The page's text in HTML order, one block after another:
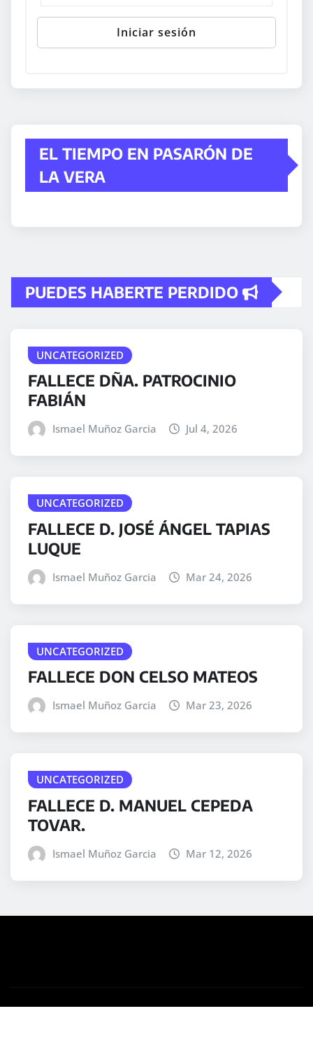
EL TIEMPO EN PASARÓN DE
LA VERA
PUEDES HABERTE PERDIDO
UNCATEGORIZED
FALLECE DÑA. PATROCINIO
FABIÁN
Ismael Muñoz Garcia Jul 4, 2026
UNCATEGORIZED
FALLECE D. JOSÉ ÁNGEL TAPIAS
LUQUE
Ismael Muñoz Garcia Mar 24, 2026
UNCATEGORIZED
FALLECE DON CELSO MATEOS
Ismael Muñoz Garcia Mar 23, 2026
UNCATEGORIZED
FALLECE D. MANUEL CEPEDA
TOVAR.
Ismael Muñoz Garcia Mar 12, 2026